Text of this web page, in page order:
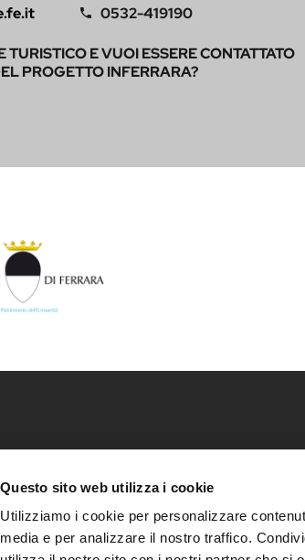
Questo sito web utilizza i cookie
Utilizziamo i cookie per personalizzare
media e per analizzare il nostro traffico.
0532-419190
TURISTICO E VUOI ESSERE CONTATTATO
PROGETTO INFERRARA?
commercializzazione turistica della città di Ferrara
Scarica